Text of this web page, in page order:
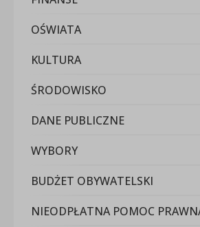
OŚWIATA
KULTURA
ŚRODOWISKO
DANE PUBLICZNE
WYBORY
BUDŻET OBYWATELSKI
NIEODPŁATNA POMOC